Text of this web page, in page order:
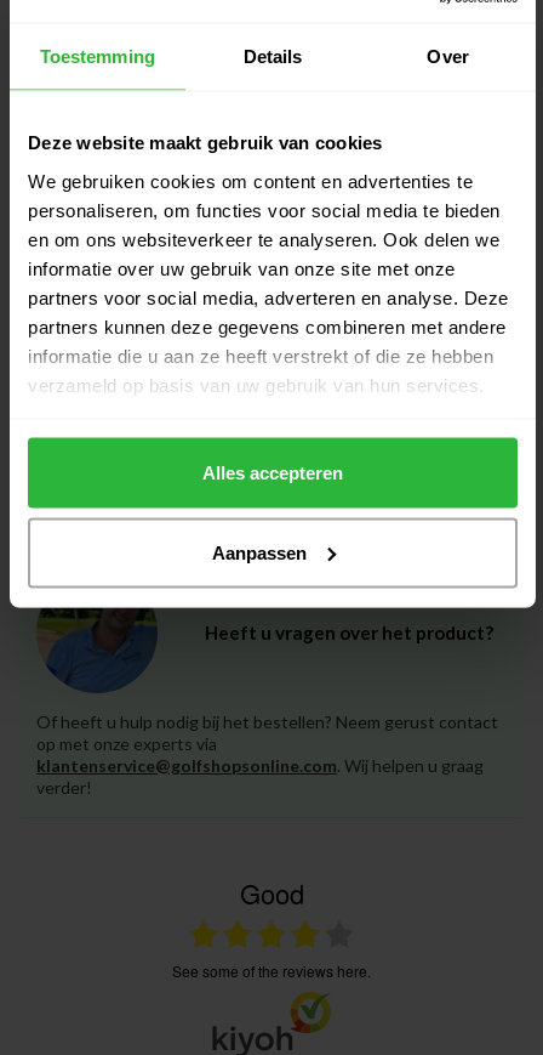
Toestemming Details Over
Deze website maakt gebruik van cookies
We gebruiken cookies om content en advertenties te
personaliseren, om functies voor social media te bieden
en om ons websiteverkeer te analyseren. Ook delen we
informatie over uw gebruik van onze site met onze
partners voor social media, adverteren en analyse. Deze
partners kunnen deze gegevens combineren met andere
informatie die u aan ze heeft verstrekt of die ze hebben
verzameld op basis van uw gebruik van hun services.
Alles accepteren
Aanpassen
€489,00
Scotty Cameron Studio Style
Op voorraad
Scotty Cameron Studio Style
New Port 2 RH
Op voorraad
€529,00
€499,00
Scotty Cameron Studio Style
Squareback 2 RH
Op voorraad
€529,00
€499,00
Scotty Cameron Studio Style
Op voorraad
Heeft u vragen over het product?
Of heeft u hulp nodig bij het bestellen? Neem gerust contact
op met onze experts via
klantenservice@golfshopsonline.com. Wij helpen u graag
verder!
Good
see some of the reviews here.